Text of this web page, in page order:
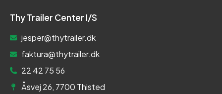
Thy Trailer Center I/S
jesper@thytrailer.dk
faktura@thytrailer.dk
22 42 75 56
Åsvej 26, 7700 Thisted